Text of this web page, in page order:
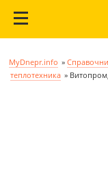
MyDnepr.info »
теплотехника »